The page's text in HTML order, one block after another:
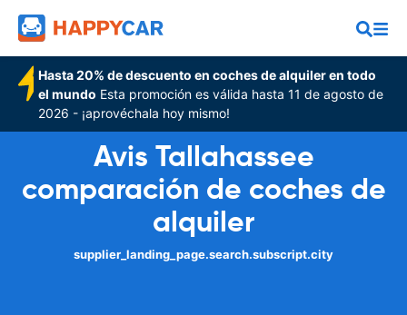
Hasta 20% de descuento en coches de alquiler en todo
el mundo Esta promoción es válida hasta 11 de agosto de
2026 - ¡aprovéchala hoy mismo!
Avis Tallahassee
comparación de coches de
alquiler
supplier_landing_page.search.subscript.city